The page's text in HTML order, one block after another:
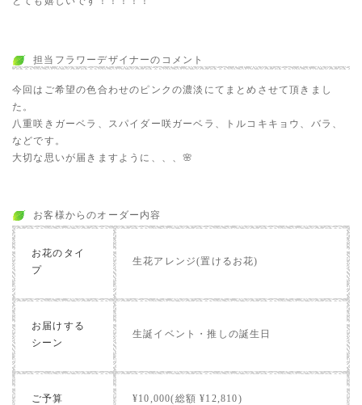
担当フラワーデザイナーのコメント
今回はご希望の色合わせのピンクの濃淡にてまとめさせて頂きまし
た。
八重咲きガーベラ、スパイダー咲ガーベラ、トルコキキョウ、バラ、
などです。
大切な思いが届きますように、、、🌸
お客様からのオーダー内容
お花のタイ
プ
生花アレンジ(置けるお花)
お届けする
シーン
生誕イベント・推しの誕生日
ご予算 ¥10,000(総額 ¥12,810)